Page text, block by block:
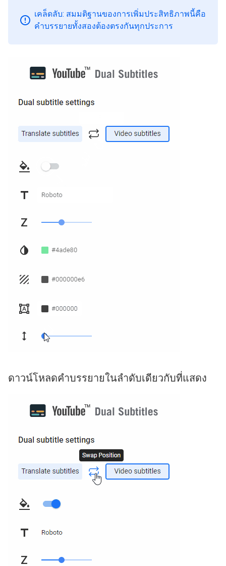
เคล็ดลับ: สมมติฐานของการเพิ่มประสิทธิภาพนี้คือ
คำบรรยายทั้งสองต้องตรงกันทุกประการ
ดาวน์โหลดคำบรรยายในลำดับเดียวกับที่แสดง